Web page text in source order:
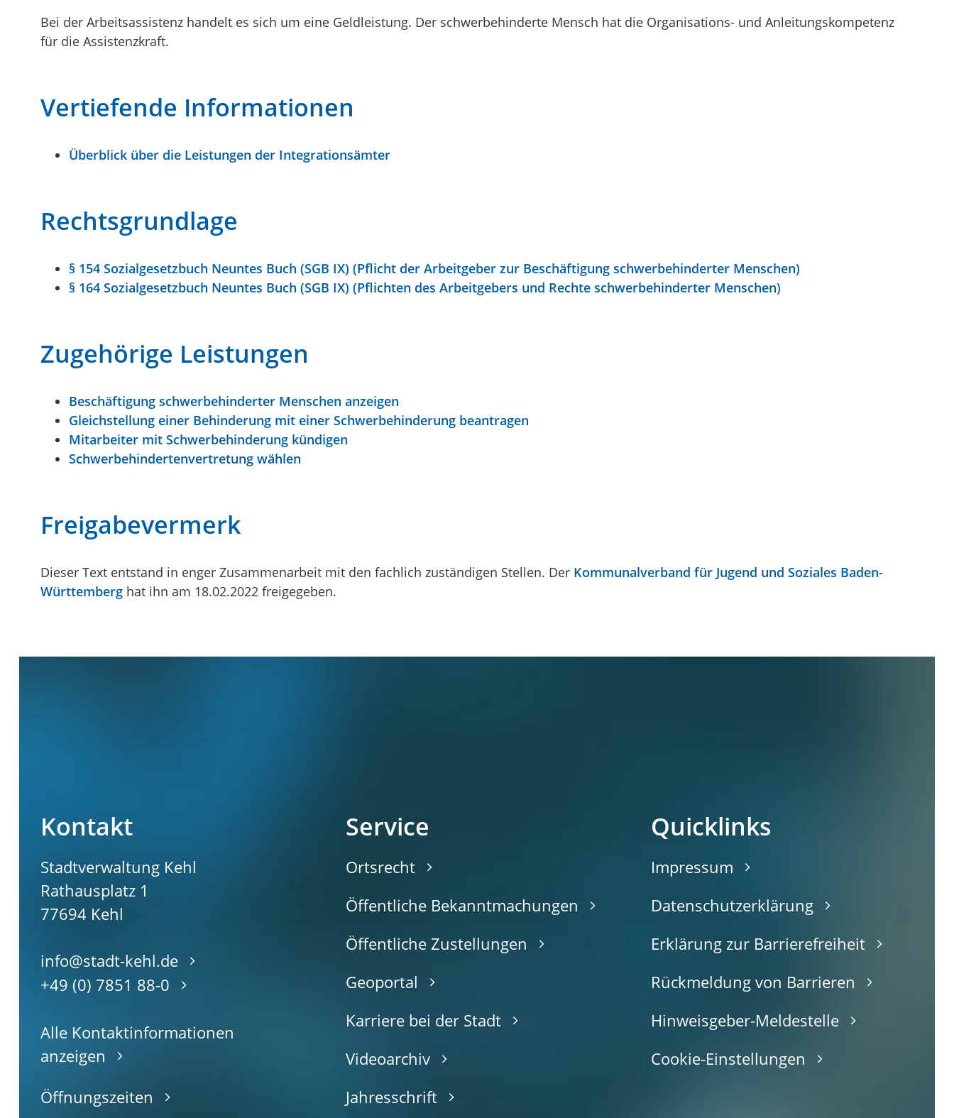
Bei der Arbeitsassistenz handelt es sich um eine Geldleistung. Der schwerbehinderte Mensch hat die Organisations- und Anleitungskompetenz
für die Assistenzkraft.
Vertiefende Informationen
Überblick über die Leistungen der Integrationsämter
Rechtsgrundlage
§ 154 Sozialgesetzbuch Neuntes Buch (SGB IX) (Pflicht der Arbeitgeber zur Beschäftigung schwerbehinderter Menschen)
§ 164 Sozialgesetzbuch Neuntes Buch (SGB IX) (Pflichten des Arbeitgebers und Rechte schwerbehinderter Menschen)
Zugehörige Leistungen
Beschäftigung schwerbehinderter Menschen anzeigen
Gleichstellung einer Behinderung mit einer Schwerbehinderung beantragen
Mitarbeiter mit Schwerbehinderung kündigen
Schwerbehindertenvertretung wählen
Freigabevermerk
Dieser Text entstand in enger Zusammenarbeit mit den fachlich zuständigen Stellen. Der Kommunalverband für Jugend und Soziales Baden-
Württemberg hat ihn am 18.02.2022 freigegeben.
Kontakt
Stadtverwaltung Kehl
Rathausplatz 1
77694 Kehl
info@stadt-kehl.de
+49 (0) 7851 88-0
Alle Kontaktinformationen
anzeigen
Öffnungszeiten
Service
Ortsrecht
Öffentliche Bekanntmachungen
Öffentliche Zustellungen
Geoportal
Karriere bei der Stadt
Videoarchiv
Jahresschrift
Quicklinks
Impressum
Datenschutzerklärung
Erklärung zur Barrierefreiheit
Rückmeldung von Barrieren
Hinweisgeber-Meldestelle
Cookie-Einstellungen